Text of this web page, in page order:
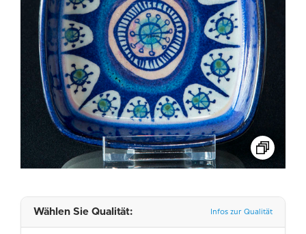
Wählen Sie Qualität: Infos zur Qualität